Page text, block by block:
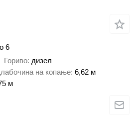
6
Гориво дизел
на копање 6,62 м
м